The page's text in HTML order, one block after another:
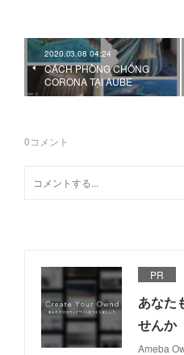
2020.03.08 04:24
CÁCH PHÒNG CHỐNG
CORONA TẠI AUBE
0コメント
PR
あなた
せんか
Ameba